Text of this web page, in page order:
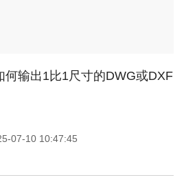
何输出1比1尺寸的DWG或DXF
07-10 10:47:45